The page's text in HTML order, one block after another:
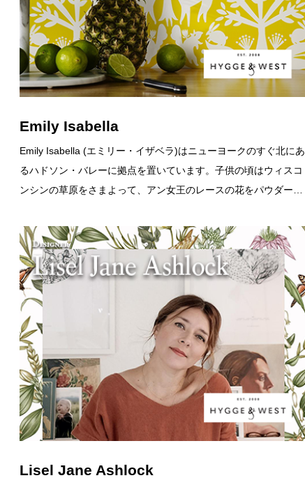
Emily Isabella
Emily Isabella (エミリー・イザベラ)はニューヨークのすぐ北にあ
るハドソン・バレーに拠点を置いています。子供の頃はウィスコ
ンシンの草原をさまよって、アン女王のレースの花をパウダー…
Lisel Jane Ashlock